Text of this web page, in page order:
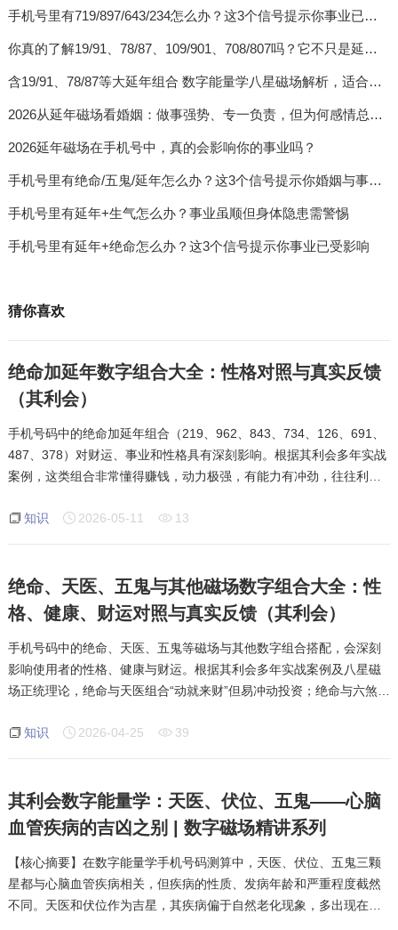
手机号里有719/897/643/234怎么办？这3个信号提示你事业已受影响
你真的了解19/91、78/87、109/901、708/807吗？它不只是延年磁场，更关乎你的婚姻
含19/91、78/87等大延年组合 数字能量学八星磁场解析，适合已婚女性/女强人使用吗？（新增）
2026从延年磁场看婚姻：做事强势、专一负责，但为何感情总不顺？
2026延年磁场在手机号中，真的会影响你的事业吗？
手机号里有绝命/五鬼/延年怎么办？这3个信号提示你婚姻与事业已受影响
手机号里有延年+生气怎么办？事业虽顺但身体隐患需警惕
手机号里有延年+绝命怎么办？这3个信号提示你事业已受影响
猜你喜欢
绝命加延年数字组合大全：性格对照与真实反馈
（其利会）
手机号码中的绝命加延年组合（219、962、843、734、126、691、
487、378）对财运、事业和性格具有深刻影响。根据其利会多年实战
案例，这类组合非常懂得赚钱，动力极强，有能力有冲劲，往往利益
或在合适情况下就会置业。绝命的能动力加
知识 2026-05-11 13
绝命、天医、五鬼与其他磁场数字组合大全：性
格、健康、财运对照与真实反馈（其利会）
手机号码中的绝命、天医、五鬼等磁场与其他数字组合搭配，会深刻
影响使用者的性格、健康与财运。根据其利会多年实战案例及八星磁
场正统理论，绝命与天医组合“动就来财”但易冲动投资；绝命与六煞、
压问题；五鬼与生
知识 2026-04-25 39
其利会数字能量学：天医、伏位、五鬼——心脑
血管疾病的吉凶之别 | 数字磁场精讲系列
【核心摘要】在数字能量学手机号码测算中，天医、伏位、五鬼三颗
星都与心脑血管疾病相关，但疾病的性质、发病年龄和严重程度截然
不同。天医和伏位作为吉星，其疾病偏于自然老化现象，多出现在老